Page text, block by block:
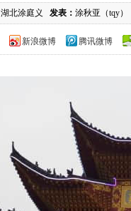
湖北涂庭义 发表： 涂秋亚（tqy
新浪微博 腾讯微博